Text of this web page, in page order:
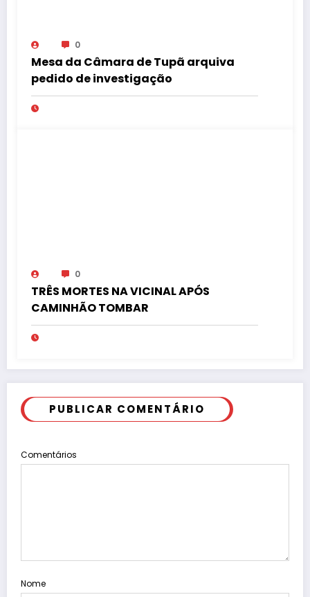
0
Mesa da Câmara de Tupã arquiva
pedido de investigação
0
TRÊS MORTES NA VICINAL APÓS
CAMINHÃO TOMBAR
PUBLICAR COMENTÁRIO
Comentários
Nome